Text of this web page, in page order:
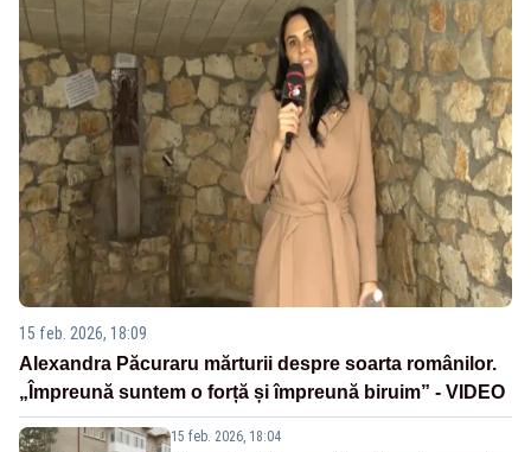
15 feb. 2026, 18:09
Alexandra Păcuraru mărturii despre soarta românilor.
„Împreună suntem o forță și împreună biruim” - VIDEO
15 feb. 2026, 18:04